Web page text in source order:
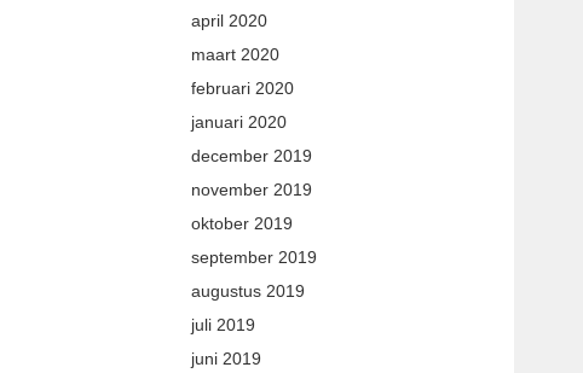
april 2020
maart 2020
februari 2020
januari 2020
december 2019
november 2019
oktober 2019
september 2019
augustus 2019
juli 2019
juni 2019